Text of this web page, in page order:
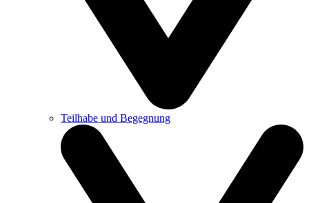
Teilhabe und Begegnung